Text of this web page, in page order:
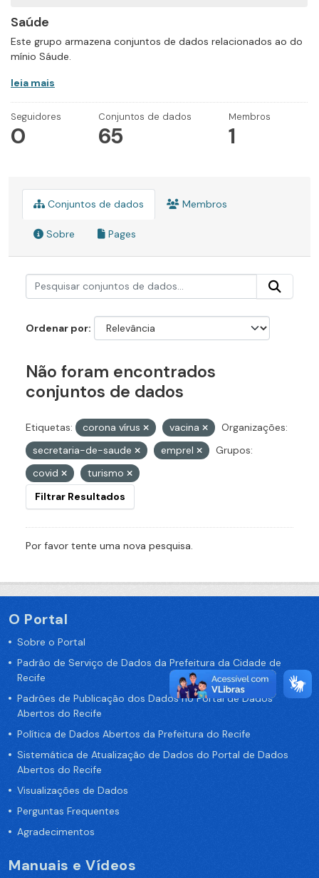
Saúde
Este grupo armazena conjuntos de dados relacionados ao do
mínio Sáude.
leia mais
Seguidores
0
Conjuntos de dados
65
Membros
1
Conjuntos de dados Membros
Sobre Pages
Ordenar por
Não foram encontrados
conjuntos de dados
Etiquetas: corona vírus vacina
Organizações:
secretaria-de-saude
emprel
Grupos:
covid
turismo
Filtrar Resultados
Por favor tente uma nova pesquisa.
O Portal
Sobre o Portal
Padrão de Serviço de Dados da Prefeitura da Cidade de
Recife
Padrões de Publicação dos Dados no Portal de Dados
Abertos do Recife
Política de Dados Abertos da Prefeitura do Recife
Sistemática de Atualização de Dados do Portal de Dados
Abertos do Recife
Visualizações de Dados
Perguntas Frequentes
Agradecimentos
Manuais e Vídeos